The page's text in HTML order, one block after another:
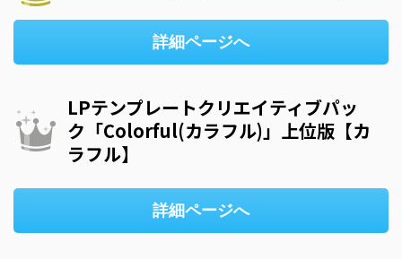
詳細ページへ
LPテンプレートクリエイティブパッ
ク「Colorful(カラフル)」上位版【カ
ラフル】
詳細ページへ